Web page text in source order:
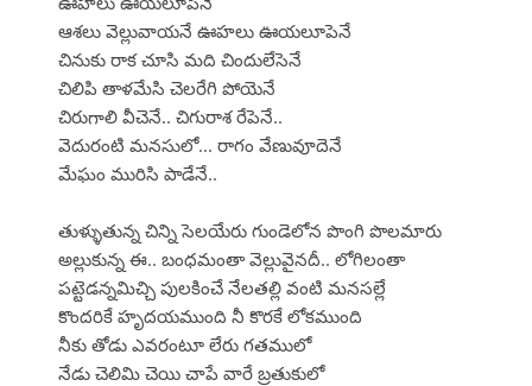
ఆశలు వెల్లువాయనే ఊహలు ఊయలూపెనే
చినుకు రాక చూసి మది చిందులేసెనే
చిలిపి తాళమేసి చెలరేగి పోయెనే
చిరుగాలి వీచెనే.. చిగురాశ రేపెనే..
వెదురంటి మనసులో... రాగం వేణువూదెనే
మేఘం మురిసి పాడేనే..
తుళ్ళుతున్న చిన్ని సెలయేరు గుండెలోన పొంగి పొలమారు
అల్లుకున్న ఈ.. బంధమంతా వెల్లువైనదీ.. లోగిలంతా
పట్టెడన్నమిచ్చి పులకించే నేలతల్లి వంటి మనసల్లే
కొందరికే హృదయముంది నీ కొరకే లోకముంది
నీకు తోడు ఎవరంటూ లేరు గతములో
నేడు చెలిమి చెయి చాపే వారే బ్రతుకులో